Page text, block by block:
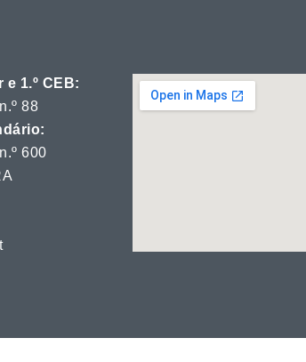
e 1.º CEB:
88
600